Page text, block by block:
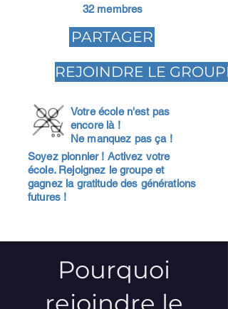
32 membres
PARTAGER
REJOINDRE LE GROUPE
Votre école n'est pas
encore là !
Ne manquez pas ça !
Soyez pionnier ! Activez votre
école. Rejoignez le groupe et
gagnez la gratitude des générations
futures !
Pourquoi